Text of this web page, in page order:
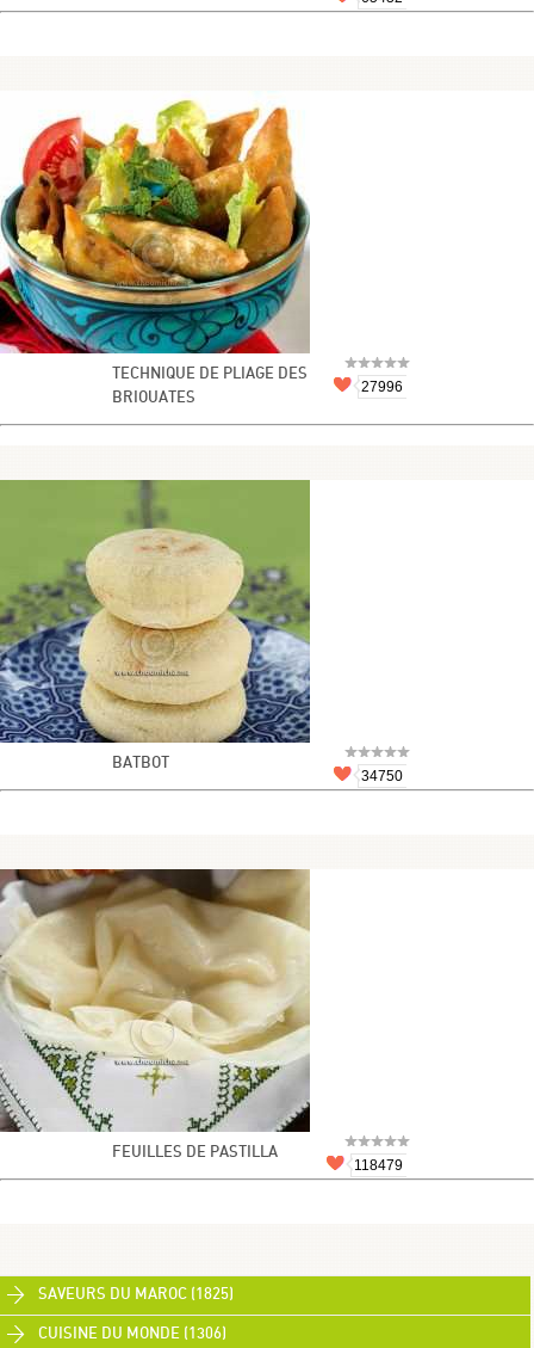
TECHNIQUE DE PLIAGE DES
BRIOUATES
27996
BATBOT
34750
FEUILLES DE PASTILLA
118479
SAVEURS DU MAROC (1825)
CUISINE DU MONDE (1306)